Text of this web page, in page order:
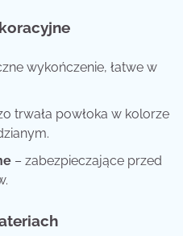
wykończenie, łatwe w
trwała powłoka w kolorze
– zabezpieczające przed